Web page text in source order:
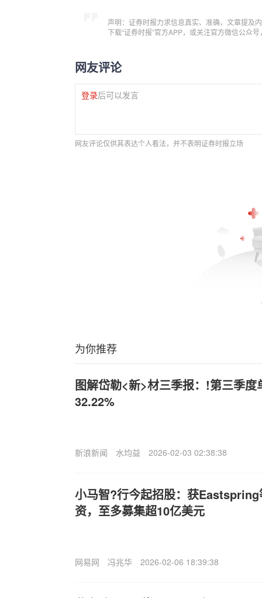
声明：证券时报力求信息真实、准确，文章提及
下载“证券时报”官方APP，或关注官方微信公众
网友评论
登录后可以发言
网友评论仅供其表达个人看法，并不表明证券时报立场
为你推荐
图解岱勒<新>材三季报：!第三季度
32.22%
新浪新闻 水均益 2026-02-03 02:38:38
小马智?行今起招股：获
资，至多募集超10亿美元
网易网 冯兆华 2026-02-06 18:39:38